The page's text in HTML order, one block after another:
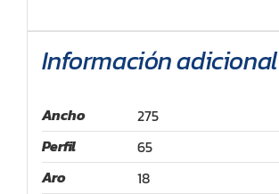
Información adicional
Ancho
275
Perfil
65
Aro
18